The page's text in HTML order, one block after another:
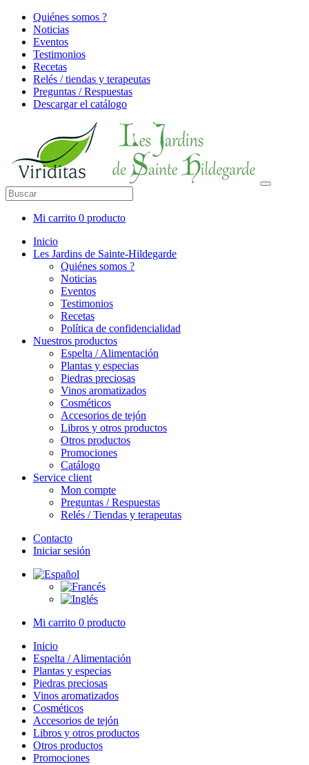
Quiénes somos ?
Noticias
Eventos
Testimonios
Recetas
Relés / tiendas y terapeutas
Preguntas / Respuestas
Descargar el catálogo
Mi carrito 0 producto
Inicio
Les Jardins de Sainte-Hildegarde
Quiénes somos ?
Noticias
Eventos
Testimonios
Recetas
Política de confidencialidad
Nuestros productos
Espelta / Alimentación
Plantas y especias
Piedras preciosas
Vinos aromatizados
Cosméticos
Accesorios de tejón
Libros y otros productos
Otros productos
Promociones
Catálogo
Service client
Mon compte
Preguntas / Respuestas
Relés / Tiendas y terapeutas
Contacto
Iniciar sesión
Mi carrito 0 producto
Inicio
Espelta / Alimentación
Plantas y especias
Piedras preciosas
Vinos aromatizados
Cosméticos
Accesorios de tejón
Libros y otros productos
Otros productos
Promociones